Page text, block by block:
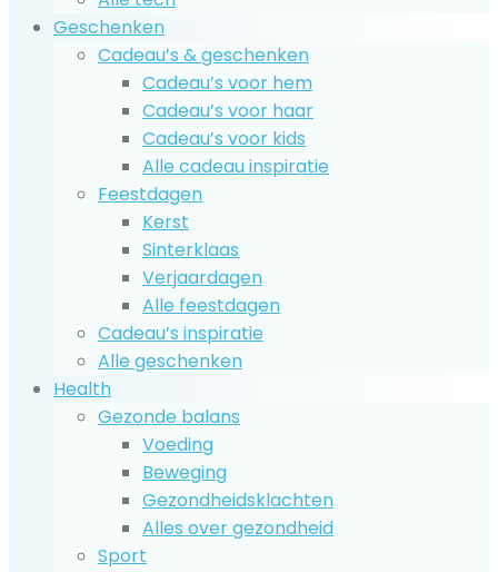
Geschenken
Cadeau’s & geschenken
Cadeau’s voor hem
Cadeau’s voor haar
Cadeau’s voor kids
Alle cadeau inspiratie
Feestdagen
Kerst
Sinterklaas
Verjaardagen
Alle feestdagen
Cadeau’s inspiratie
Alle geschenken
Health
Gezonde balans
Voeding
Beweging
Gezondheidsklachten
Alles over gezondheid
Sport